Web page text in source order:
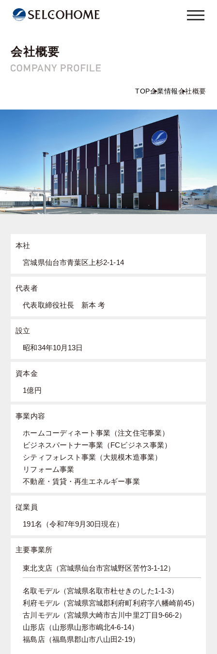
会社概要
TOP企業情報会社概要
本社
宮城県仙台市青葉区上杉2-1-14
代表者
代表取締役社長 新本 考
設立
昭和34年10月13日
資本金
1億円
事業内容
ホームコーディネート事業（注文住宅事業）
ビジネスパートナー事業（FCビジネス事業）
シティフォレスト事業（大規模木造事業）
リフォーム事業
不動産・賃貸・再生エネルギー事業
従業員
191名（令和7年9月30日現在）
主要事業所
東北支店（宮城県仙台市宮城野区苦竹3-1-12）
名取モデル（宮城県名取市杜せきのした1-1-3）
利府モデル（宮城県宮城郡利府町利府字八幡崎前45）
古川モデル（宮城県大崎市古川中里2丁目9-66-2）
山形店（山形県山形市嶋北4-6-14）
福島店（福島県郡山市八山田2-19）